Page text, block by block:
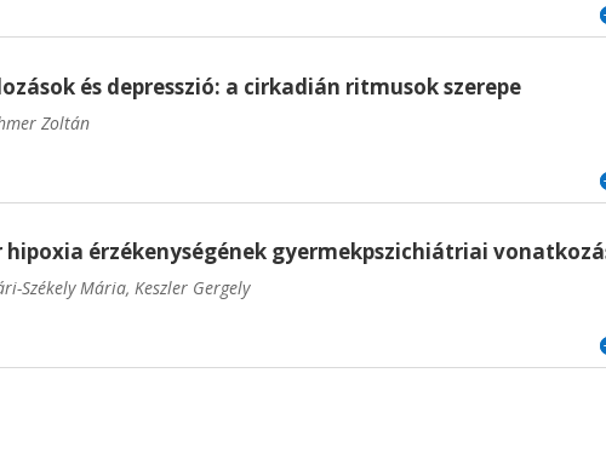
és depresszió: a cirkadián ritmusok szerepe
Zoltán
hipoxia érzékenységének gyermekpszichiátriai
Székely Mária, Keszler Gergely